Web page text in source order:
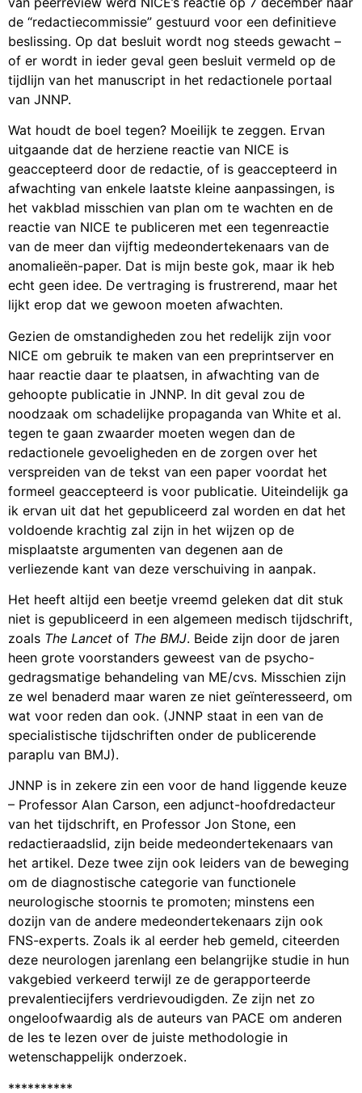
de “redactiecommissie” gestuurd voor een definitieve
beslissing. Op dat besluit wordt nog steeds gewacht –
of er wordt in ieder geval geen besluit vermeld op de
tijdlijn van het manuscript in het redactionele portaal
van JNNP.
Wat houdt de boel tegen? Moeilijk te zeggen. Ervan
uitgaande dat de herziene reactie van NICE is
geaccepteerd door de redactie, of is geaccepteerd in
afwachting van enkele laatste kleine aanpassingen, is
het vakblad misschien van plan om te wachten en de
reactie van NICE te publiceren met een tegenreactie
van de meer dan vijftig medeondertekenaars van de
anomalieën-paper. Dat is mijn beste gok, maar ik heb
echt geen idee. De vertraging is frustrerend, maar het
lijkt erop dat we gewoon moeten afwachten.
Gezien de omstandigheden zou het redelijk zijn voor
NICE om gebruik te maken van een preprintserver en
haar reactie daar te plaatsen, in afwachting van de
gehoopte publicatie in JNNP. In dit geval zou de
noodzaak om schadelijke propaganda van White et al.
tegen te gaan zwaarder moeten wegen dan de
redactionele gevoeligheden en de zorgen over het
verspreiden van de tekst van een paper voordat het
formeel geaccepteerd is voor publicatie. Uiteindelijk ga
ik ervan uit dat het gepubliceerd zal worden en dat het
voldoende krachtig zal zijn in het wijzen op de
misplaatste argumenten van degenen aan de
verliezende kant van deze verschuiving in aanpak.
Het heeft altijd een beetje vreemd geleken dat dit stuk
niet is gepubliceerd in een algemeen medisch tijdschrift,
zoals The Lancet of The BMJ. Beide zijn door de jaren
heen grote voorstanders geweest van de psycho-
gedragsmatige behandeling van ME/cvs. Misschien zijn
ze wel benaderd maar waren ze niet geïnteresseerd, om
wat voor reden dan ook. (JNNP staat in een van de
specialistische tijdschriften onder de publicerende
paraplu van BMJ).
JNNP is in zekere zin een voor de hand liggende keuze
– Professor Alan Carson, een adjunct-hoofdredacteur
van het tijdschrift, en Professor Jon Stone, een
redactieraadslid, zijn beide medeondertekenaars van
het artikel. Deze twee zijn ook leiders van de beweging
om de diagnostische categorie van functionele
neurologische stoornis te promoten; minstens een
dozijn van de andere medeondertekenaars zijn ook
FNS-experts. Zoals ik al eerder heb gemeld, citeerden
deze neurologen jarenlang een belangrijke studie in hun
vakgebied verkeerd terwijl ze de gerapporteerde
prevalentiecijfers verdrievoudigden. Ze zijn net zo
ongeloofwaardig als de auteurs van PACE om anderen
de les te lezen over de juiste methodologie in
wetenschappelijk onderzoek.
**********